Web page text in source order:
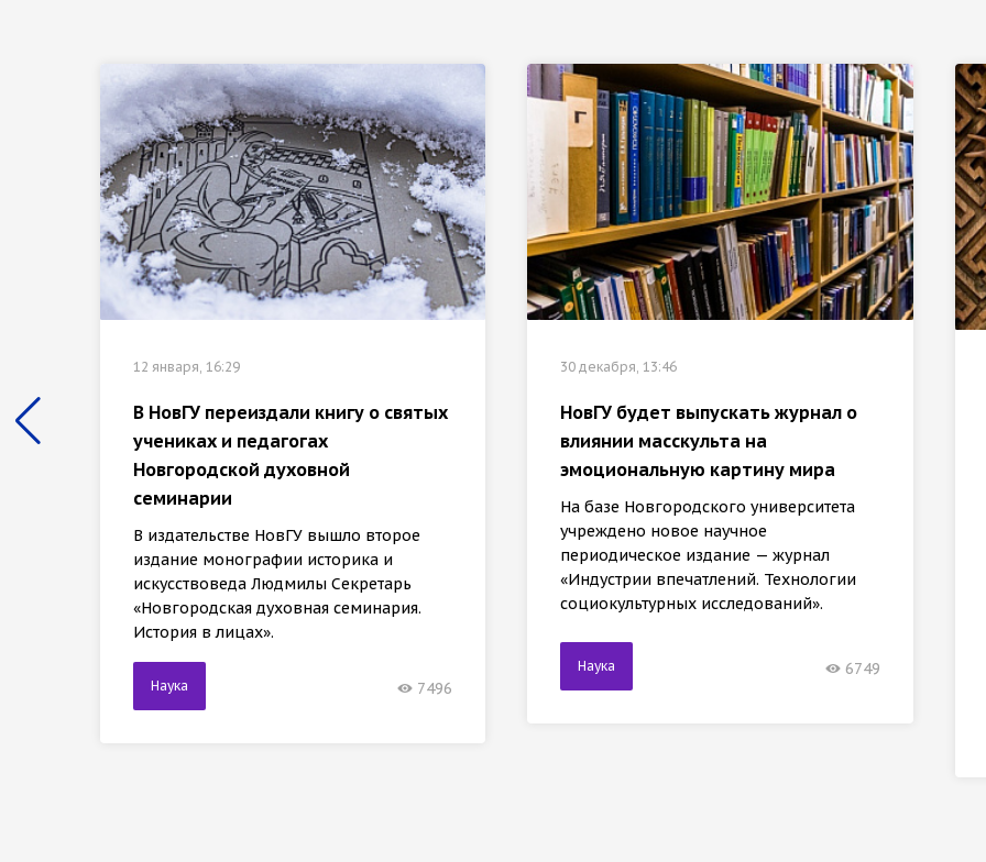
12 января, 16:29
В НовГУ переиздали книгу о святых
учениках и педагогах
Новгородской духовной
семинарии
В издательстве НовГУ вышло второе
издание монографии историка и
искусствоведа Людмилы Секретарь
«Новгородская духовная семинария.
История в лицах».
Наука 7496
30 декабря, 13:46
НовГУ будет выпускать журнал о
влиянии масскульта на
эмоциональную картину мира
На базе Новгородского университета
учреждено новое научное
периодическое издание — журнал
«Индустрии впечатлений. Технологии
социокультурных исследований».
Наука 6749